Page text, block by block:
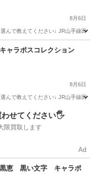
8月6日
んで教えてください↓ JR山手線
、アニメ
ャラポスコレクション
8月6日
んで教えてください↓ JR山手線
、アニメ 呪術廻戦
わせてください🖐️
限買取します
Ad
恵 黒い文字 キャラポ